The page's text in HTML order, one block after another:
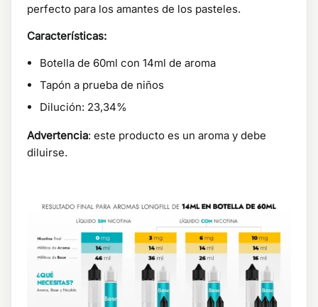
perfecto para los amantes de los pasteles.
Características:
Botella de 60ml con 14ml de aroma
Tapón a prueba de niños
Dilución: 23,34%
Advertencia: este producto es un aroma y debe
diluirse.